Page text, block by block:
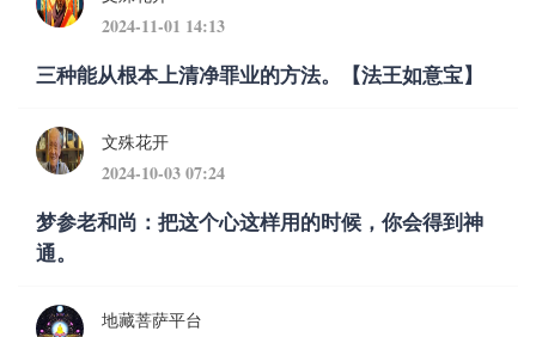
2024-11-01 14:13
三种能从根本上清净罪业的方法。【法王如意宝】
文殊花开
2024-10-03 07:24
梦参老和尚：把这个心这样用的时候，你会得到神
通。
地藏菩萨平台